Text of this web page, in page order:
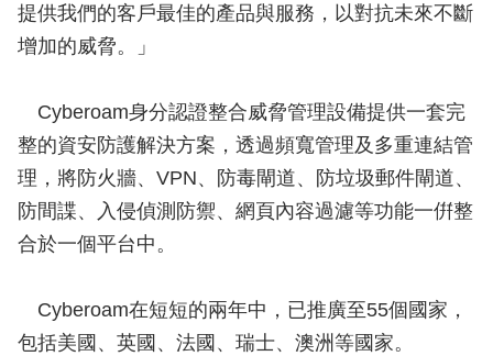
提供我們的客戶最佳的產品與服務，以對抗未來不斷
增加的威脅。」
Cyberoam身分認證整合威脅管理設備提供一套完
整的資安防護解決方案，透過頻寬管理及多重連結管
理，將防火牆、VPN、防毒閘道、防垃圾郵件閘道、
防間諜、入侵偵測防禦、網頁內容過濾等功能一倂整
合於一個平台中。
Cyberoam在短短的兩年中，已推廣至55個國家，
包括美國、英國、法國、瑞士、澳洲等國家。